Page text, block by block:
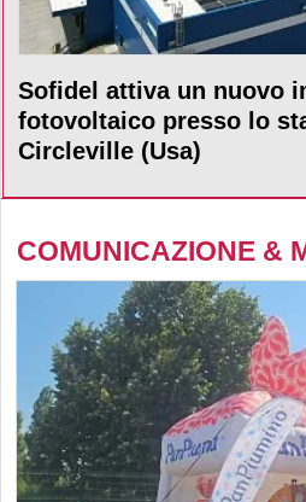
Sofidel attiva un nuovo
fotovoltaico presso lo
Circleville (Usa)
COMUNICAZIONE &